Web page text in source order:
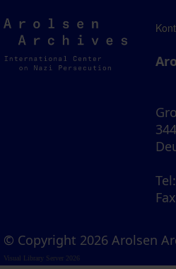
Arolsen
Archives
Tel
Fax
© Copyright 2026 Arolsen
Visual Library Server 2026